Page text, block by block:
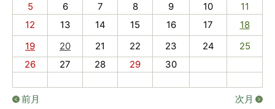
5
6 7 8 9 10
11
12
13 14 15 16 17
18
19
20 21 22 23 24
25
26
27 28 29 30
前月 次月